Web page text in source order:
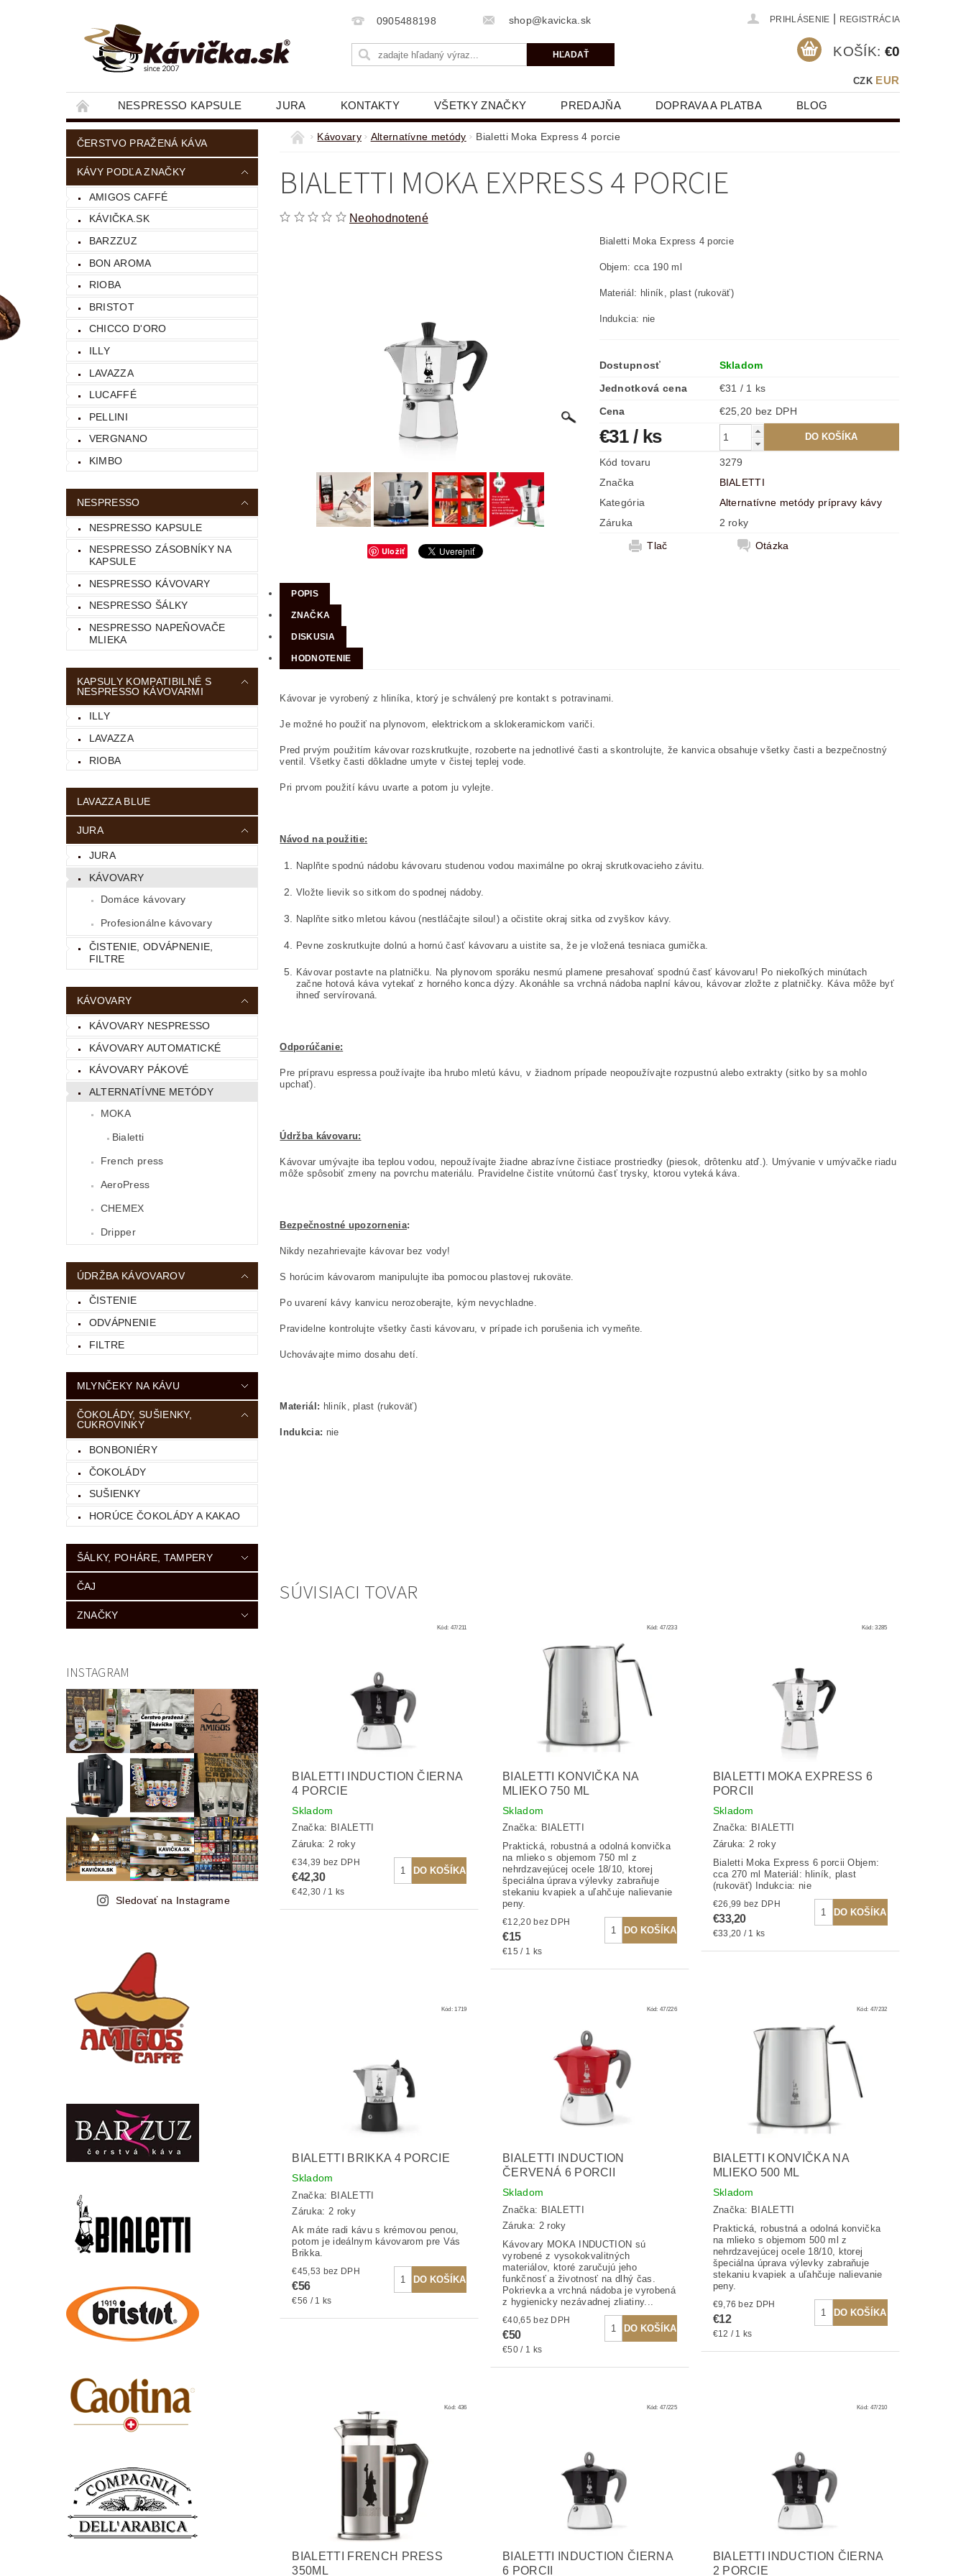
0905488198 shop@kavicka.sk PRIHLÁSENIE REGISTRÁCIA
CZK EUR
KOŠÍK: €0
NESPRESSO KAPSULE JURA KONTAKTY VŠETKY ZNAČKY PREDAJŇA DOPRAVA A PLATBA BLOG
ČERSTVO PRAŽENÁ KÁVA
KÁVY PODĽA ZNAČKY
AMIGOS CAFFÉ
KÁVIČKA.SK
BARZZUZ
BON AROMA
RIOBA
BRISTOT
CHICCO D'ORO
ILLY
LAVAZZA
LUCAFFÉ
PELLINI
VERGNANO
KIMBO
NESPRESSO
NESPRESSO KAPSULE
NESPRESSO ZÁSOBNÍKY NA
KAPSULE
NESPRESSO KÁVOVARY
NESPRESSO ŠÁLKY
NESPRESSO NAPEŇOVAČE
MLIEKA
KAPSULY KOMPATIBILNÉ S
NESPRESSO KÁVOVARMI
ILLY
LAVAZZA
RIOBA
LAVAZZA BLUE
JURA
JURA
KÁVOVARY
Domáce kávovary
Profesionálne kávovary
ČISTENIE, ODVÁPNENIE,
FILTRE
KÁVOVARY
KÁVOVARY NESPRESSO
KÁVOVARY AUTOMATICKÉ
KÁVOVARY PÁKOVÉ
ALTERNATÍVNE METÓDY
MOKA
Bialetti
French press
AeroPress
CHEMEX
Dripper
ÚDRŽBA KÁVOVAROV
ČISTENIE
ODVÁPNENIE
FILTRE
MLYNČEKY NA KÁVU
ČOKOLÁDY, SUŠIENKY,
CUKROVINKY
BONBONIÉRY
ČOKOLÁDY
SUŠIENKY
HORÚCE ČOKOLÁDY A KAKAO
ŠÁLKY, POHÁRE, TAMPERY
ČAJ
ZNAČKY
INSTAGRAM
Sledovať na Instagrame
Kávovary Alternatívne metódy Bialetti Moka Express 4 porcie
BIALETTI MOKA EXPRESS 4 PORCIE
Neohodnotené
Uložiť
Bialetti Moka Express 4 porcie
Objem: cca 190 ml
Materiál: hliník, plast (rukoväť)
Indukcia: nie
Dostupnosť
Skladom
Jednotková cena
€31 / 1 ks
Cena
€25,20 bez DPH
€31 / ks
Kód tovaru
3279
Značka
BIALETTI
Kategória
Alternatívne metódy prípravy kávy
Záruka
2 roky
Tlač
Otázka
POPIS
ZNAČKA
DISKUSIA
HODNOTENIE
Kávovar je vyrobený z hliníka, ktorý je schválený pre kontakt s potravinami.
Je možné ho použiť na plynovom, elektrickom a sklokeramickom variči.
Pred prvým použitím kávovar rozskrutkujte, rozoberte na jednotlivé časti a skontrolujte, že kanvica obsahuje všetky časti a bezpečnostný
ventil. Všetky časti dôkladne umyte v čistej teplej vode.
Pri prvom použití kávu uvarte a potom ju vylejte.
Návod na použitie:
Naplňte spodnú nádobu kávovaru studenou vodou maximálne po okraj skrutkovacieho závitu.
Vložte lievik so sitkom do spodnej nádoby.
Naplňte sitko mletou kávou (nestláčajte silou!) a očistite okraj sitka od zvyškov kávy.
Pevne zoskrutkujte dolnú a hornú časť kávovaru a uistite sa, že je vložená tesniaca gumička.
Kávovar postavte na platničku. Na plynovom sporáku nesmú plamene presahovať spodnú časť kávovaru! Po niekoľkých minútach
začne hotová káva vytekať z horného konca dýzy. Akonáhle sa vrchná nádoba naplní kávou, kávovar zložte z platničky. Káva môže byť
ihneď servírovaná.
Odporúčanie:
Pre prípravu espressa používajte iba hrubo mletú kávu, v žiadnom prípade neopoužívajte rozpustnú alebo extrakty (sitko by sa mohlo
upchať).
Údržba kávovaru:
Kávovar umývajte iba teplou vodou, nepoužívajte žiadne abrazívne čistiace prostriedky (piesok, drôtenku atď.). Umývanie v umývačke riadu
môže spôsobiť zmeny na povrchu materiálu. Pravidelne čistite vnútornú časť trysky, ktorou vyteká káva.
Bezpečnostné upozornenia:
Nikdy nezahrievajte kávovar bez vody!
S horúcim kávovarom manipulujte iba pomocou plastovej rukoväte.
Po uvarení kávy kanvicu nerozoberajte, kým nevychladne.
Pravidelne kontrolujte všetky časti kávovaru, v prípade ich porušenia ich vymeňte.
Uchovávajte mimo dosahu detí.
Materiál: hliník, plast (rukoväť)
Indukcia: nie
SÚVISIACI TOVAR
Kód: 47/211
BIALETTI INDUCTION ČIERNA
4 PORCIE
Skladom
Značka: BIALETTI
Záruka: 2 roky
€34,39 bez DPH
€42,30
€42,30 / 1 ks
Kód:47/233
BIALETTI KONVIČKA NA
MLIEKO 750 ML
Skladom
Značka: BIALETTI
Praktická, robustná a odolná konvička
na mlieko s objemom 750 ml z
nehrdzavejúcej ocele 18/10, ktorej
špeciálna úprava výlevky zabraňuje
stekaniu kvapiek a uľahčuje nalievanie
peny.
€12,20 bez DPH
€15
€15 / 1 ks
Kód:3285
BIALETTI MOKA EXPRESS 6
PORCII
Skladom
Značka: BIALETTI
Záruka: 2 roky
Bialetti Moka Express 6 porcii Objem:
cca 270 ml Materiál: hliník, plast
(rukoväť) Indukcia: nie
€26,99 bez DPH
€33,20
€33,20 / 1 ks
Kód:1719
BIALETTI BRIKKA 4 PORCIE
Skladom
Značka: BIALETTI
Záruka: 2 roky
Ak máte radi kávu s krémovou penou,
potom je ideálnym kávovarom pre Vás
Brikka.
€45,53 bez DPH
€56
€56 / 1 ks
Kód:47/226
BIALETTI INDUCTION
ČERVENÁ 6 PORCII
Skladom
Značka: BIALETTI
Záruka: 2 roky
Kávovary MOKA INDUCTION sú
vyrobené z vysokokvalitných
materiálov, ktoré zaručujú jeho
funkčnosť a životnosť na dlhý čas.
Pokrievka a vrchná nádoba je vyrobená
z hygienicky nezávadnej zliatiny...
€40,65 bez DPH
€50
€50 / 1 ks
Kód: 47/232
BIALETTI KONVIČKA NA
MLIEKO 500 ML
Skladom
Značka: BIALETTI
Praktická, robustná a odolná konvička
na mlieko s objemom 500 ml z
nehrdzavejúcej ocele 18/10, ktorej
špeciálna úprava výlevky zabraňuje
stekaniu kvapiek a uľahčuje nalievanie
peny.
€9,76 bez DPH
€12
€12 / 1 ks
Kód: 436
BIALETTI FRENCH PRESS
350ML
Kód:47/225
BIALETTI INDUCTION ČIERNA
6 PORCII
Kód: 47/210
BIALETTI INDUCTION ČIERNA
2 PORCIE